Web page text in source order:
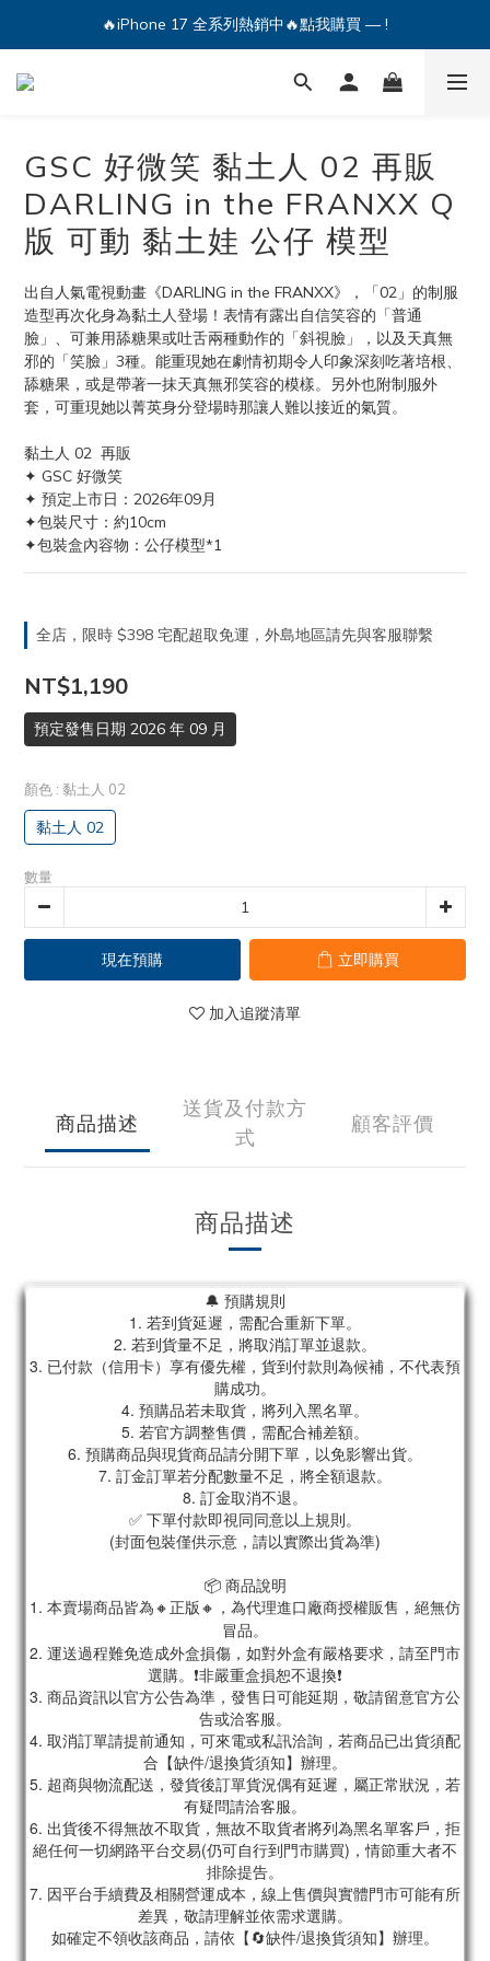
🔥iPhone 17 全系列熱銷中🔥點我購買 — !
🔥iPhone 17 全系列熱銷中🔥點我購買 — !
💕加入Q哥 Line 新好友領優惠券！🎫
GSC 好微笑 黏土人 02 再販
DARLING in the FRANXX Q
版 可動 黏土娃 公仔 模型
出自人氣電視動畫《DARLING in the FRANXX》，「02」的制服
造型再次化身為黏土人登場！表情有露出自信笑容的「普通
臉」、可兼用舔糖果或吐舌兩種動作的「斜視臉」，以及天真無
邪的「笑臉」3種。能重現她在劇情初期令人印象深刻吃著培根、
舔糖果，或是帶著一抹天真無邪笑容的模樣。另外也附制服外
套，可重現她以菁英身分登場時那讓人難以接近的氣質。
黏土人 02  再販
✦ GSC 好微笑
✦ 預定上市日：2026年09月
✦包裝尺寸：約10cm
✦包裝盒內容物：公仔模型*1
全店，限時 $398 宅配超取免運，外島地區請先與客服聯繫
NT$1,190
預定發售日期 2026 年 09 月
顏色 : 黏土人 02
黏土人 02
數量
現在預購 立即購買
加入追蹤清單
商品描述
送貨及付款方
式
顧客評價
商品描述
🔔 預購規則
1. 若到貨延遲，需配合重新下單。
2. 若到貨量不足，將取消訂單並退款。
3. 已付款（信用卡）享有優先權，貨到付款則為候補，不代表預
購成功。
4. 預購品若未取貨，將列入黑名單。
5. 若官方調整售價，需配合補差額。
6. 預購商品與現貨商品請分開下單，以免影響出貨。
7. 訂金訂單若分配數量不足，將全額退款。
8. 訂金取消不退。
✅ 下單付款即視同同意以上規則。
(封面包裝僅供示意，請以實際出貨為準)
📦 商品說明
1. 本賣場商品皆為🔸正版🔸，為代理進口廠商授權販售，絕無仿
冒品。
2. 運送過程難免造成外盒損傷，如對外盒有嚴格要求，請至門市
選購。❗非嚴重盒損恕不退換❗
3. 商品資訊以官方公告為準，發售日可能延期，敬請留意官方公
告或洽客服。
4. 取消訂單請提前通知，可來電或私訊洽詢，若商品已出貨須配
合【缺件/退換貨須知】辦理。
5. 超商與物流配送，發貨後訂單貨況偶有延遲，屬正常狀況，若
有疑問請洽客服。
6. 出貨後不得無故不取貨，無故不取貨者將列為黑名單客戶，拒
絕任何一切網路平台交易(仍可自行到門市購買)，情節重大者不
排除提告。
7. 因平台手續費及相關營運成本，線上售價與實體門市可能有所
差異，敬請理解並依需求選購。
如確定不領收該商品，請依【🔄缺件/退換貨須知】辦理。